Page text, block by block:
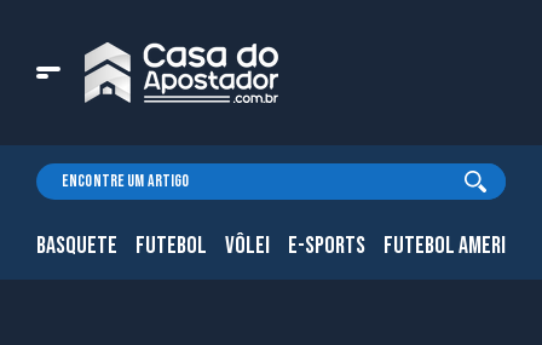
BASQUETE FUTEBOL VÔLEI E-SPORTS FUTEBOL